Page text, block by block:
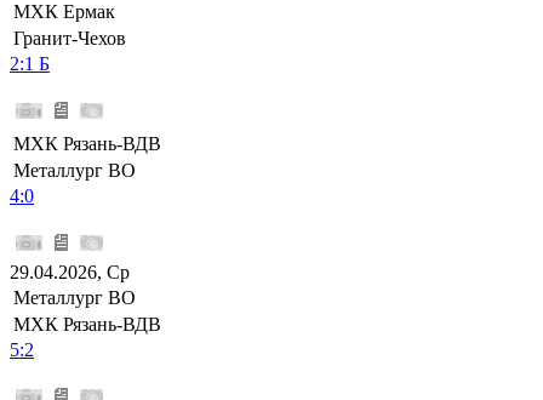
МХК Ермак
Гранит-Чехов
2:1 Б
МХК Рязань-ВДВ
Металлург ВО
4:0
29.04.2026, Ср
Металлург ВО
МХК Рязань-ВДВ
5:2